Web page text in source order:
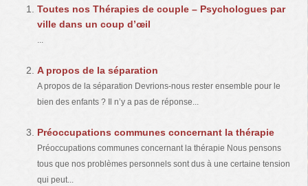
Toutes nos Thérapies de couple – Psychologues par
ville dans un coup d’œil
...
A propos de la séparation
A propos de la séparation Devrions-nous rester ensemble pour le
bien des enfants ? Il n’y a pas de réponse...
Préoccupations communes concernant la thérapie
Préoccupations communes concernant la thérapie Nous pensons
tous que nos problèmes personnels sont dus à une certaine tension
qui peut...